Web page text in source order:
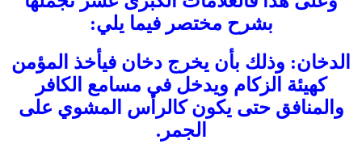
بشرح مختصر فيما يلي:
الدخان: وذلك بأن يخرج دخان فيأخذ المؤمن
كهيئة الزكام ويدخل في مسامع الكافر
والمنافق حتى يكون كالرأس المشوي على
الجمر.